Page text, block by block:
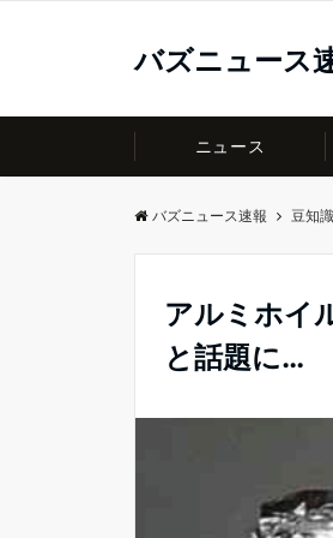
バズニュース
ニュース
バズニュース速報 豆知識
アルミホイ
と話題に…